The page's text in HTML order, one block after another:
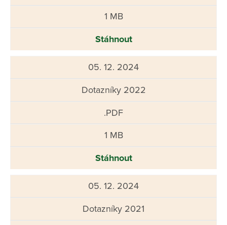
1 MB
Stáhnout
05. 12. 2024
Dotazníky 2022
.PDF
1 MB
Stáhnout
05. 12. 2024
Dotazníky 2021